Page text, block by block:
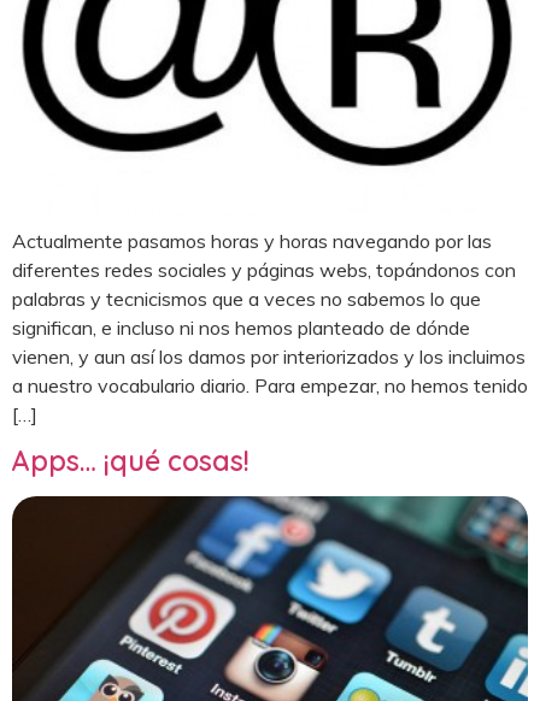
Actualmente pasamos horas y horas navegando por las
diferentes redes sociales y páginas webs, topándonos con
palabras y tecnicismos que a veces no sabemos lo que
significan, e incluso ni nos hemos planteado de dónde
vienen, y aun así los damos por interiorizados y los incluimos
a nuestro vocabulario diario. Para empezar, no hemos tenido
[…]
Apps… ¡qué cosas!